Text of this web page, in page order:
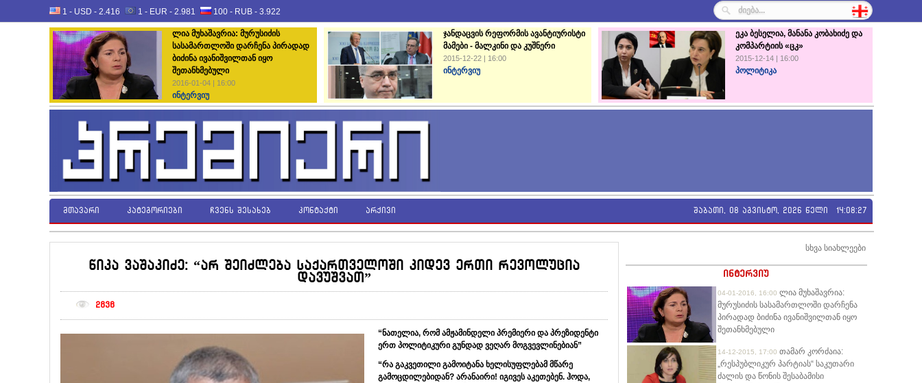
1 - USD - 2.416 1 - EUR - 2.981 100 - RUB - 3.922
ლია მუხაშავრია: მურუსიძის
სასამართლოში დარჩენა პირადად
ბიძინა ივანიშვილთან იყო
შეთანხმებული
2016-01-04 | 16:00
ინტერვიუ
ჯანდაცვის რეფორმის ავანტიურისტი
მამები - მალკინი და კუშნერი
2015-12-22 | 16:00
ინტერვიუ
ეკა ბესელია, მანანა კობახიძე და
კომპარტიის «ცკ»
2015-12-14 | 16:00
პოლიტიკა
მთავარი კატეგორიები ჩვენს შესახებ კონტაქტი არქივი შაბათი, 08 აგვისტო, 2026 წელი 14:08:28
ნიკა ვაშაკიძე: “არ შეიძლება საქართველოში კიდევ ერთი რევოლუცია
დავუშვათ”
2836
“ნათელია, რომ ამჟამინდელი პრემიერი და პრეზიდენტი
ერთ პოლიტიკური გუნდად ვეღარ მოგვევლინებიან”
“რა გაკვეთილი გამოიტანა ხელისუფლებამ მწარე
გამოცდილებიდან? არანაირი! იგივეს აკეთებენ. ჰოდა,
სხვა სიახლეები
ინტერვიუ
04-01-2016, 16:00 ლია მუხაშავრია:
მურუსიძის სასამართლოში დარჩენა
პირადად ბიძინა ივანიშვილთან იყო
შეთანხმებული
14-12-2015, 17:00 თამარ კორძაია:
„რესპუბლიკურ პარტიას“ საკუთარი
ძალის და წონის შესაბამისი